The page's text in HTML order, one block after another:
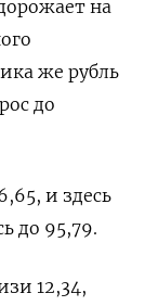
на
же рубль
до
и здесь
до 95,79.
12,34,